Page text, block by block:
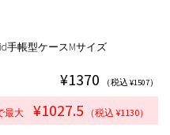
手帳型ケースMサイズ
¥1370 （税込 ¥1507）
最大 ¥1027.5 （税込 ¥1130）